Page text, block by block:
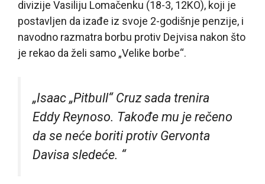
divizije Vasiliju Lomačenku (18-3, 12KO), koji je
postavljen da izađe iz svoje 2-godišnje penzije, i
navodno razmatra borbu protiv Dejvisa nakon što
je rekao da želi samo „Velike borbe“.
„Isaac „Pitbull“ Cruz sada trenira
Eddy Reynoso. Takođe mu je rečeno
da se neće boriti protiv Gervonta
Davisa sledeće. “